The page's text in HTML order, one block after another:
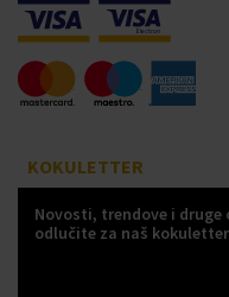
KOKULETTER
Novosti, trendove i
odlučite za naš